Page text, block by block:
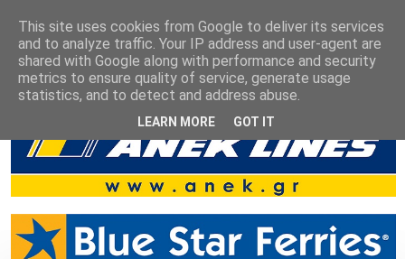
This site uses cookies from Google to deliver its services
and to analyze traffic. Your IP address and user-agent are
shared with Google along with performance and security
metrics to ensure quality of service, generate usage
statistics, and to detect and address abuse.
LEARN MORE GOT IT